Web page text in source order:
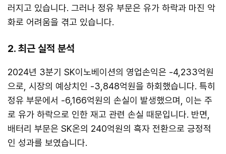
러지고 있습니다. 그러나 정유 부문은 유가 하락과 마진 악
화로 어려움을 겪고 있습니다.
2. 최근 실적 분석
2024년 3분기 SK이노베이션의 영업손익은 -4,233억원
으로, 시장의 예상치인 -3,848억원을 하회했습니다. 특히
정유 부문에서 -6,166억원의 손실이 발생했으며, 이는 주
로 유가 하락으로 인한 재고 관련 손실 때문입니다. 반면,
배터리 부문은 SK온의 240억원의 흑자 전환으로 긍정적
인 성과를 보였습니다.